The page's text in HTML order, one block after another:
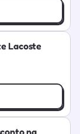
Lacoste
na